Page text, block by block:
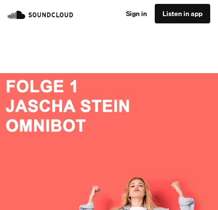
Sign in Listen in app